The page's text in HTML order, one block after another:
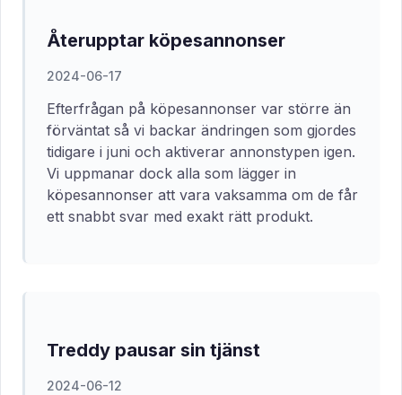
Återupptar köpesannonser
2024-06-17
Efterfrågan på köpesannonser var större än
förväntat så vi backar ändringen som gjordes
tidigare i juni och aktiverar annonstypen igen.
Vi uppmanar dock alla som lägger in
köpesannonser att vara vaksamma om de får
ett snabbt svar med exakt rätt produkt.
Treddy pausar sin tjänst
2024-06-12